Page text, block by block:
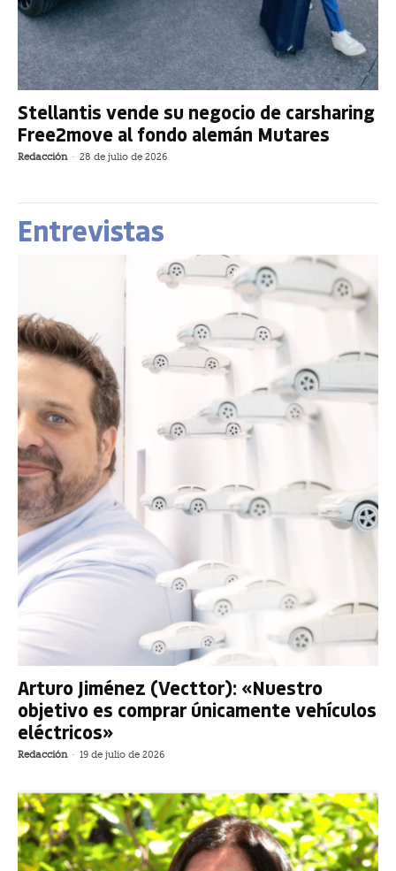
Stellantis vende su negocio de carsharing
Free2move al fondo alemán Mutares
Redacción - 28 de julio de 2026
Entrevistas
Arturo Jiménez (Vecttor): «Nuestro
objetivo es comprar únicamente vehículos
eléctricos»
Redacción - 19 de julio de 2026